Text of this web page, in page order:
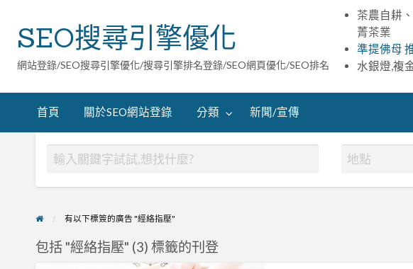
SEO搜尋引擎優化
網站登錄/SEO搜尋引擎優化/搜尋引擎排名登錄/SEO網頁優化/SEO排名
茶農自耕
菁茶業
準提佛母
水銀燈,複
首頁 關於SEO網站登錄 分類 新聞/宣傳
有以下標簽的廣告 "經絡指壓"
包括 "經絡指壓" (3) 標籤的刊登